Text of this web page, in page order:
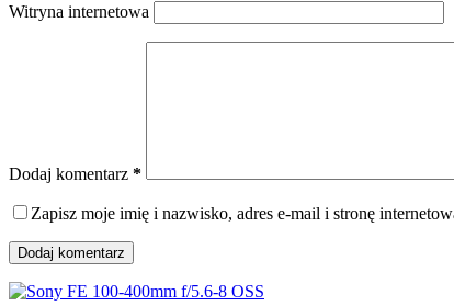
Witryna internetowa
Dodaj komentarz *
Zapisz moje imię i nazwisko, adres e-mail i stronę
Dodaj komentarz